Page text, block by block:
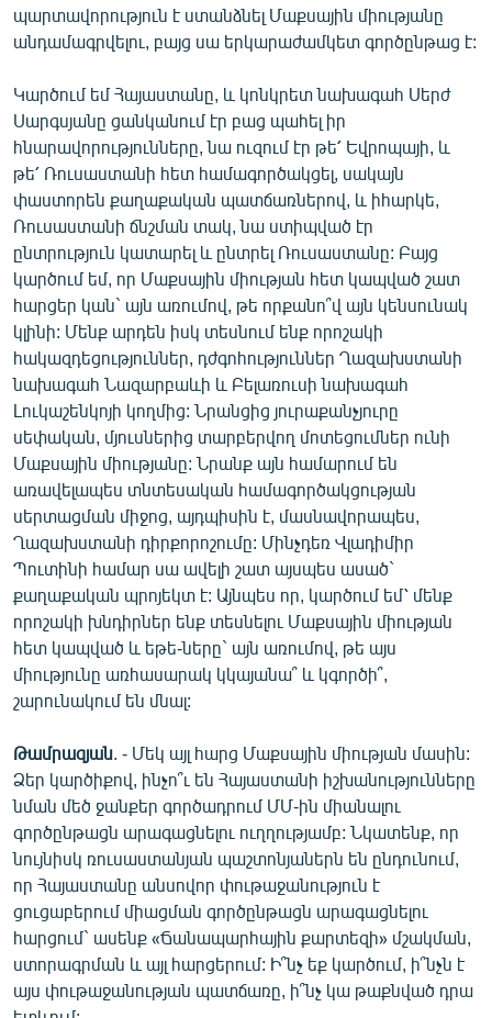
պարտավորություն է ստանձնել Մաքսային միությանը
անդամագրվելու, բայց սա երկարաժամկետ գործընթաց է:
Կարծում եմ Հայաստանը, և կոնկրետ նախագահ Սերժ
Սարգսյանը ցանկանում էր բաց պահել իր
հնարավորությունները, նա ուզում էր թե՛ Եվրոպայի, և
թե՛ Ռուսաստանի հետ համագործակցել, սակայն
փաստորեն քաղաքական պատճառներով, և իհարկե,
Ռուսաստանի ճնշման տակ, նա ստիպված էր
ընտրություն կատարել և ընտրել Ռուսաստանը: Բայց
կարծում եմ, որ Մաքսային միության հետ կապված շատ
հարցեր կան` այն առումով, թե որքանո՞վ այն կենսունակ
կլինի: Մենք արդեն իսկ տեսնում ենք որոշակի
հակազդեցություններ, դժգոհություններ Ղազախստանի
նախագահ Նազարբաևի և Բելառուսի նախագահ
Լուկաշենկոյի կողմից: Նրանցից յուրաքանչյուրը
սեփական, մյուսներից տարբերվող մոտեցումներ ունի
Մաքսային միությանը: Նրանք այն համարում են
առավելապես տնտեսական համագործակցության
սերտացման միջոց, այդպիսին է, մասնավորապես,
Ղազախստանի դիրքորոշումը: Մինչդեռ Վլադիմիր
Պուտինի համար սա ավելի շատ այսպես ասած`
քաղաքական պրոյեկտ է: Այնպես որ, կարծում եմ՝ մենք
որոշակի խնդիրներ ենք տեսնելու Մաքսային միության
հետ կապված և եթե-ները` այն առումով, թե այս
միությունը առհասարակ կկայանա՞ և կգործի՞,
շարունակում են մնալ:
Թամրազյան . - Մեկ այլ հարց Մաքսային միության մասին:
Ձեր կարծիքով, ինչո՞ւ են Հայաստանի իշխանությունները
նման մեծ ջանքեր գործադրում ՄՄ-ին միանալու
գործընթացն արագացնելու ուղղությամբ: Նկատենք, որ
նույնիսկ ռուսաստանյան պաշտոնյաներն են ընդունում,
որ Հայաստանը անսովոր փութաջանություն է
ցուցաբերում միացման գործընթացն արագացնելու
հարցում` ասենք «Ճանապարհային քարտեզի» մշակման,
ստորագրման և այլ հարցերում: Ի՞նչ եք կարծում, ի՞նչն է
այս փութաջանության պատճառը, ի՞նչ կա թաքնված դրա